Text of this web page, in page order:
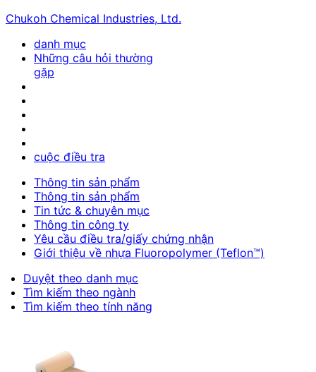
Chukoh Chemical Industries, Ltd.
danh mục
Những câu hỏi thường
gặp
cuộc điều tra
Thông tin sản phẩm
Thông tin sản phẩm
Tin tức & chuyên mục
Thông tin công ty
Yêu cầu điều tra/giấy chứng nhận
Giới thiệu về nhựa Fluoropolymer (Teflon™)
Duyệt theo danh mục
Tìm kiếm theo ngành
Tìm kiếm theo tính năng